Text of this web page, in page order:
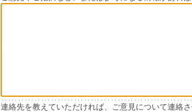
連絡先を教えていただければ、ご意見について連絡